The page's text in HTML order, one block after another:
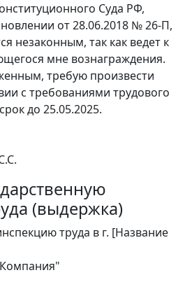
Суда РФ,
от 28.06.2018 № 26-П,
незаконным, так как ведет к
мне вознаграждения.
требую произвести
с требованиями трудового
до 25.05.2025.
(выдержка)
труда в г. [Название